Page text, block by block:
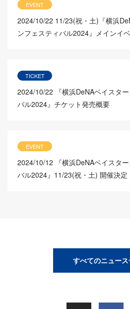
EVENT
2024/10/22 11/23(祝・土)『横浜
ンフェスティバル2024』メインイ
TICKET
2024/10/22
『横浜DeNAベイスタ
バル2024』チケット発売概要
EVENT
2024/10/12
『横浜DeNAベイスタ
バル2024』11/23(祝・土) 開催決定
すべてのニュー